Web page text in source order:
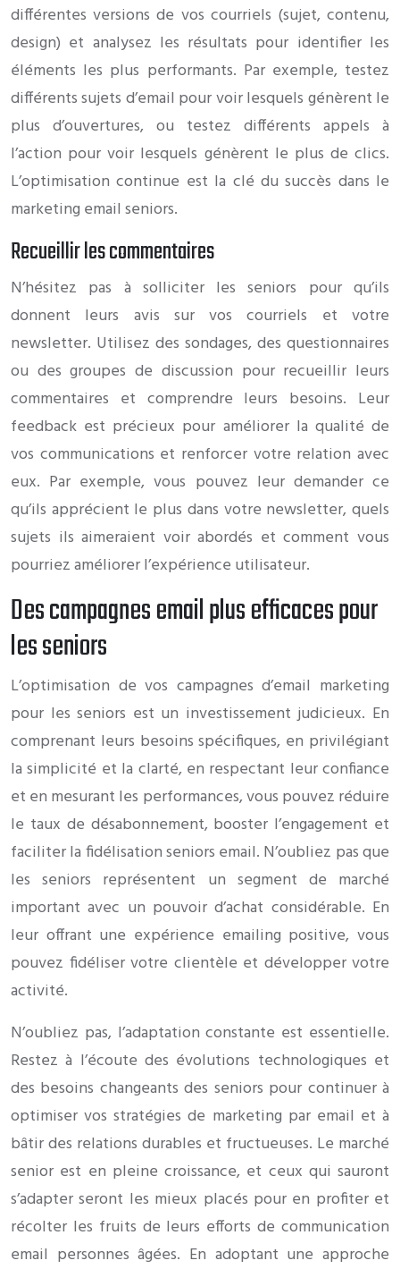
différentes versions de vos courriels (sujet, contenu,
design) et analysez les résultats pour identifier les
éléments les plus performants. Par exemple, testez
différents sujets d’email pour voir lesquels génèrent le
plus d’ouvertures, ou testez différents appels à
l’action pour voir lesquels génèrent le plus de clics.
L’optimisation continue est la clé du succès dans le
marketing email seniors.
Recueillir les commentaires
N’hésitez pas à solliciter les seniors pour qu’ils
donnent leurs avis sur vos courriels et votre
newsletter. Utilisez des sondages, des questionnaires
ou des groupes de discussion pour recueillir leurs
commentaires et comprendre leurs besoins. Leur
feedback est précieux pour améliorer la qualité de
vos communications et renforcer votre relation avec
eux. Par exemple, vous pouvez leur demander ce
qu’ils apprécient le plus dans votre newsletter, quels
sujets ils aimeraient voir abordés et comment vous
pourriez améliorer l’expérience utilisateur.
Des campagnes email plus efficaces pour
les seniors
L’optimisation de vos campagnes d’email marketing
pour les seniors est un investissement judicieux. En
comprenant leurs besoins spécifiques, en privilégiant
la simplicité et la clarté, en respectant leur confiance
et en mesurant les performances, vous pouvez réduire
le taux de désabonnement, booster l’engagement et
faciliter la fidélisation seniors email. N’oubliez pas que
les seniors représentent un segment de marché
important avec un pouvoir d’achat considérable. En
leur offrant une expérience emailing positive, vous
pouvez fidéliser votre clientèle et développer votre
activité.
N’oubliez pas, l’adaptation constante est essentielle.
Restez à l’écoute des évolutions technologiques et
des besoins changeants des seniors pour continuer à
optimiser vos stratégies de marketing par email et à
bâtir des relations durables et fructueuses. Le marché
senior est en pleine croissance, et ceux qui sauront
s’adapter seront les mieux placés pour en profiter et
récolter les fruits de leurs efforts de communication
email personnes âgées. En adoptant une approche